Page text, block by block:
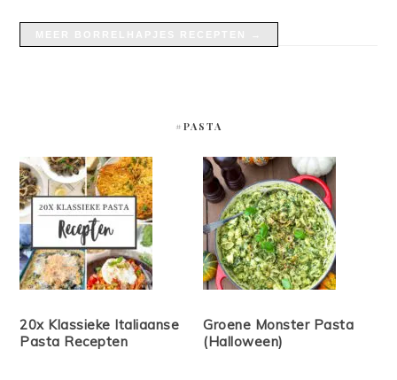
#PASTA
20x Klassieke Italiaanse
Pasta Recepten
Groene Monster Pasta
(Halloween)